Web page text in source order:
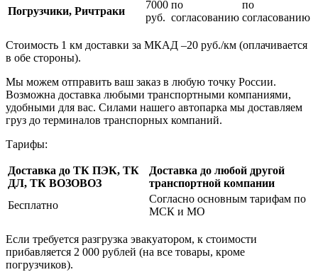
Погрузчики, Ричтраки
7000
руб.
по
согласованию
по
согласованию
Стоимость 1 км доставки за МКАД –20 руб./км (оплачивается
в обе стороны).
Мы можем отправить ваш заказ в любую точку России.
Возможна доставка любыми транспортными компаниями,
удобными для вас. Силами нашего автопарка мы доставляем
груз до терминалов транспорных компаний.
Тарифы:
Доставка до ТК ПЭК, ТК
ДЛ, ТК ВОЗОВОЗ
Доставка до любой другой
транспортной компании
Бесплатно
Согласно основным тарифам по
МСК и МО
Если требуется разгрузка эвакуатором, к стоимости
прибавляется 2 000 рублей (на все товары, кроме
погрузчиков).